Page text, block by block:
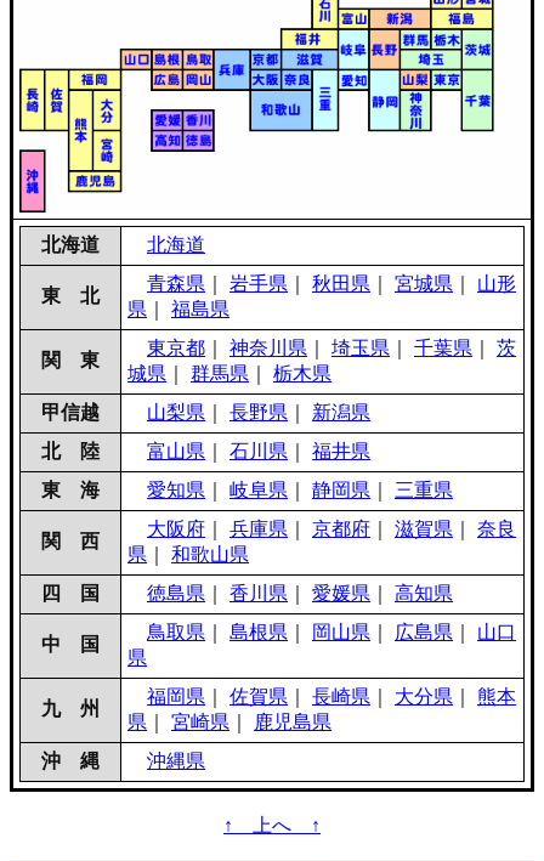
北海道 北海道
東 北
青森県 岩手県 秋田県 宮城県
山形
県
福島県
関 東
東京都 神奈川県 埼玉県 千葉県
茨
城県
群馬県
栃木県
甲信越
山梨県 長野県
新潟県
北 陸
富山県 石川県
福井県
東 海
愛知県 岐阜県 静岡県 三重県
関 西
大阪府 兵庫県 京都府 滋賀県
奈良
県
和歌山県
四 国
徳島県 香川県 愛媛県 高知県
中 国
鳥取県 島根県 岡山県 広島県
山口
県
九 州
福岡県 佐賀県 長崎県 大分県
熊本
県
宮崎県
鹿児島県
沖 縄
沖縄県
↑ 上へ ↑